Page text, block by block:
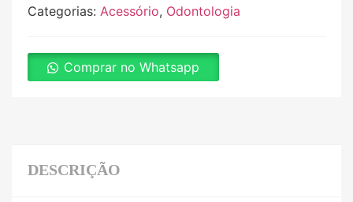
Categorias: Acessório, Odontologia
Comprar no Whatsapp
DESCRIÇÃO